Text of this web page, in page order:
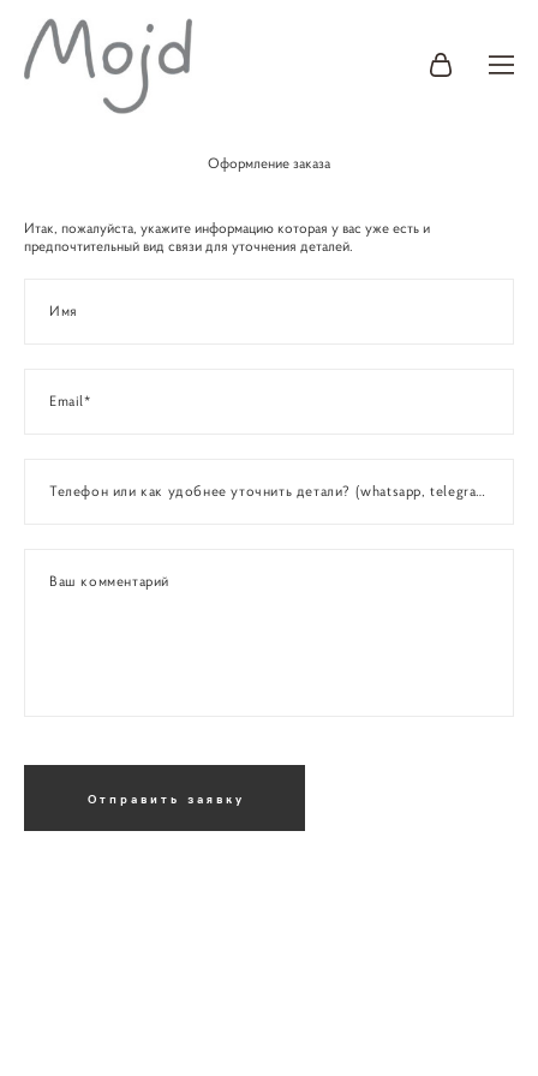
Оформление заказа
Итак, пожалуйста, укажите информацию которая у вас уже есть и
предпочтительный вид связи для уточнения деталей.
Имя
Email*
Телефон или как удобнее уточнить детали? (whatsapp, telegram?)
Ваш комментарий
Отправить заявку